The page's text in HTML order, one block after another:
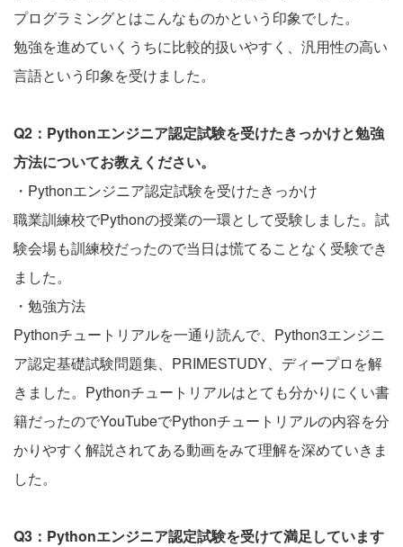
プログラミングとはこんなものかという印象でした。
勉強を進めていくうちに比較的扱いやすく、汎用性の高い
言語という印象を受けました。
Q2：Pythonエンジニア認定試験を受けたきっかけと勉強
方法についてお教えください。
・Pythonエンジニア認定試験を受けたきっかけ
職業訓練校でPythonの授業の一環として受験しました。試
験会場も訓練校だったので当日は慌てることなく受験でき
ました。
・勉強方法
Pythonチュートリアルを一通り読んで、Python3エンジニ
ア認定基礎試験問題集、PRIMESTUDY、ディープロを解
きました。Pythonチュートリアルはとても分かりにくい書
籍だったのでYouTubeでPythonチュートリアルの内容を分
かりやすく解説されてある動画をみて理解を深めていきま
した。
Q3：Pythonエンジニア認定試験を受けて満足しています